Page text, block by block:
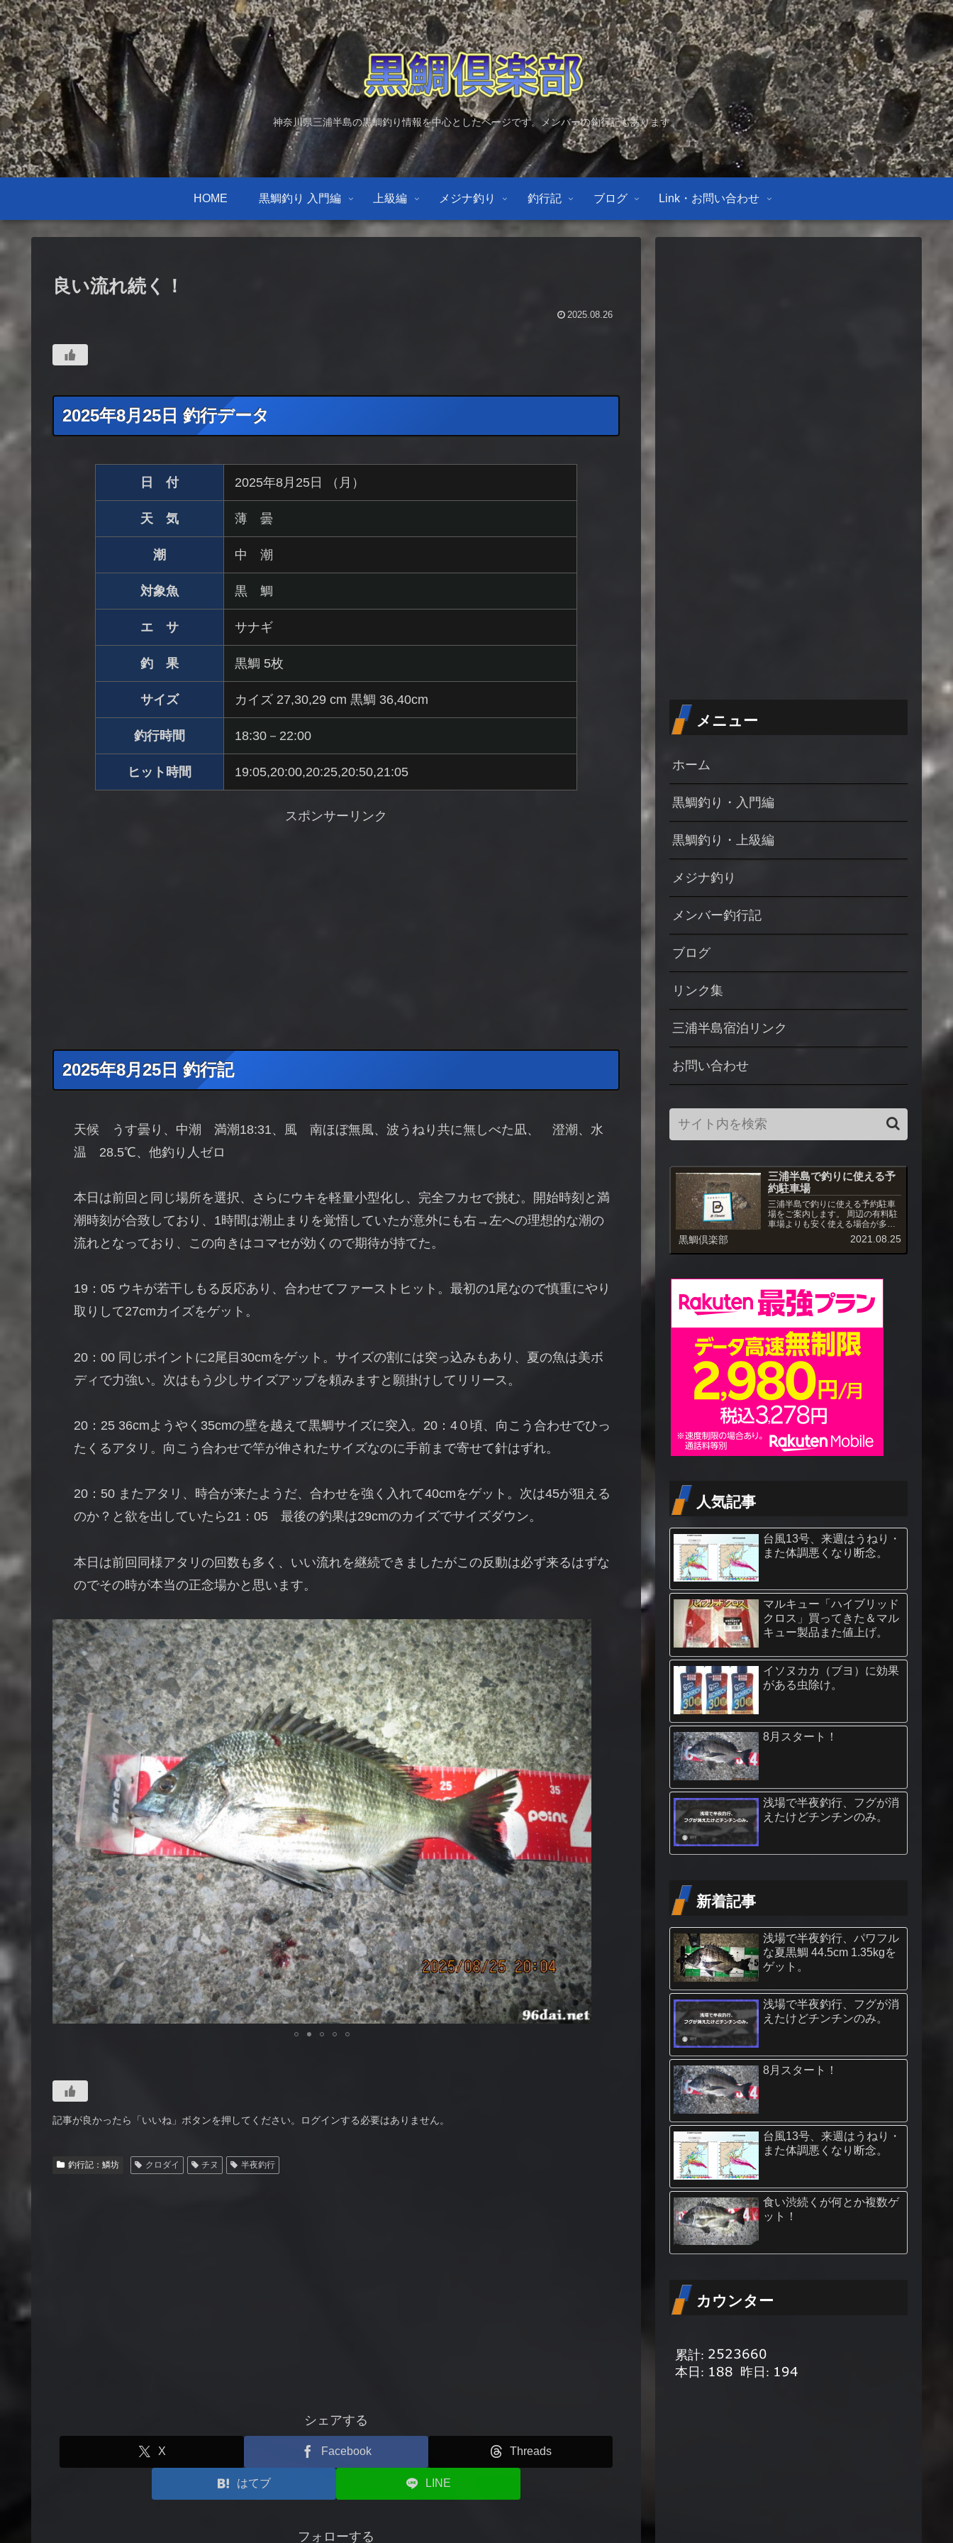
神奈川県三浦半島の黒鯛釣り情報を中心としたページです。メンバーの釣行記もあります。
HOME 黒鯛釣り 入門編 上級編 メジナ釣り 釣行記 ブログ Link・お問い合わせ
良い流れ続く！
2025.08.26
2025年8月25日 釣行データ
日 付 2025年8月25日 （月）
天 気 薄 曇
潮 中 潮
対象魚 黒 鯛
エ サ サナギ
釣 果 黒鯛 5枚
サイズ カイズ 27,30,29 cm 黒鯛 36,40cm
釣行時間 18:30－22:00
ヒット時間 19:05,20:00,20:25,20:50,21:05
スポンサーリンク
2025年8月25日 釣行記
天候 うす曇り、中潮 満潮18:31、風 南ほぼ無風、波うねり共に無しべた凪、 澄潮、水
温 28.5℃、他釣り人ゼロ
本日は前回と同じ場所を選択、さらにウキを軽量小型化し、完全フカセで挑む。開始時刻と満
潮時刻が合致しており、1時間は潮止まりを覚悟していたが意外にも右→左への理想的な潮の
流れとなっており、この向きはコマセが効くので期待が持てた。
19：05 ウキが若干しもる反応あり、合わせてファーストヒット。最初の1尾なので慎重にやり
取りして27cmカイズをゲット。
20：00 同じポイントに2尾目30cmをゲット。サイズの割には突っ込みもあり、夏の魚は美ボ
ディで力強い。次はもう少しサイズアップを頼みますと願掛けしてリリース。
20：25 36cmようやく35cmの壁を越えて黒鯛サイズに突入。20：4０頃、向こう合わせでひっ
たくるアタリ。向こう合わせで竿が伸されたサイズなのに手前まで寄せて針はずれ。
20：50 またアタリ、時合が来たようだ、合わせを強く入れて40cmをゲット。次は45が狙える
のか？と欲を出していたら21：05 最後の釣果は29cmのカイズでサイズダウン。
本日は前回同様アタリの回数も多く、いい流れを継続できましたがこの反動は必ず来るはずな
のでその時が本当の正念場かと思います。
記事が良かったら「いいね」ボタンを押してください。ログインする必要はありません。
釣行記：鱗坊 クロダイ チヌ 半夜釣行
シェアする
X Facebook Threads
はてブ LINE
フォローする
メニュー
ホーム
黒鯛釣り・入門編
黒鯛釣り・上級編
メジナ釣り
メンバー釣行記
ブログ
リンク集
三浦半島宿泊リンク
お問い合わせ
三浦半島で釣りに使える予
約駐車場
三浦半島で釣りに使える予約駐車
場をご案内します。 周辺の有料駐
車場よりも安く使える場合が多
く、また駐車場への出入りも自由
黒鯛倶楽部 2021.08.25
人気記事
台風13号、来週はうねり・
また体調悪くなり断念。
マルキュー「ハイブリッド
クロス」買ってきた＆マル
キュー製品また値上げ。
イソヌカカ（ブヨ）に効果
がある虫除け。
8月スタート！
浅場で半夜釣行、フグが消
えたけどチンチンのみ。
新着記事
浅場で半夜釣行、パワフル
な夏黒鯛 44.5cm 1.35kgを
ゲット。
浅場で半夜釣行、フグが消
えたけどチンチンのみ。
8月スタート！
台風13号、来週はうねり・
また体調悪くなり断念。
食い渋続くが何とか複数ゲ
ット！
カウンター